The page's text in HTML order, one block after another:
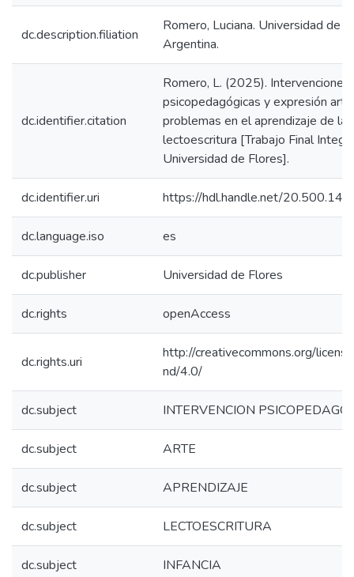
dc.description.filiation
Romero, Luciana. Universidad de
Argentina.
dc.identifier.citation
Romero, L. (2025). Intervenciones
psicopedagógicas y expresión
problemas en el aprendizaje de la
lectoescritura [Trabajo Final
Universidad de Flores].
dc.identifier.uri https://hdl.handle.net/
dc.language.iso es
dc.publisher Universidad de Flores
dc.rights openAccess
dc.rights.uri
http://creativecommons.org/
nd/4.0/
dc.subject INTERVENCION
dc.subject ARTE
dc.subject APRENDIZAJE
dc.subject LECTOESCRITURA
dc.subject INFANCIA